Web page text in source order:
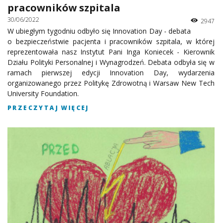
pracowników szpitala
30/06/2022 2947
W ubiegłym tygodniu odbyło się Innovation Day - debata
o bezpieczeństwie pacjenta i pracowników szpitala, w której
reprezentowała nasz Instytut Pani Inga Koniecek - Kierownik
Działu Polityki Personalnej i Wynagrodzeń. Debata odbyła się w
ramach pierwszej edycji Innovation Day, wydarzenia
organizowanego przez Politykę Zdrowotną i Warsaw New Tech
University Foundation.
PRZECZYTAJ WIĘCEJ